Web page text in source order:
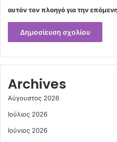
αυτόν τον πλοηγό για την
Archives
Αύγουστος 2026
Ιούλιος 2026
Ιούνιος 2026